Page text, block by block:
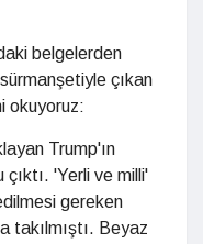
belgelerden
çıkan
okuyoruz:
Trump'ın
'Yerli ve milli'
gereken
takılmıştı. Beyaz